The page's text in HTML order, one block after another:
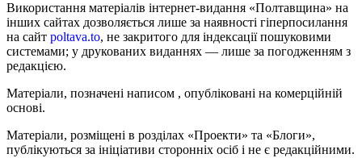
Використання матеріалів інтернет-видання «Полтавщина» на
інших сайтах дозволяється лише за наявності гіперпосилання
на сайт poltava.to, не закритого для індексації пошуковими
системами; у друкованих виданнях — лише за погодженням з
редакцією.
Матеріали, позначені написом , опубліковані на комерційній
основі.
Матеріали, розміщені в розділах «Проекти» та «Блоги»,
публікуються за ініціативи сторонніх осіб і не є редакційними.